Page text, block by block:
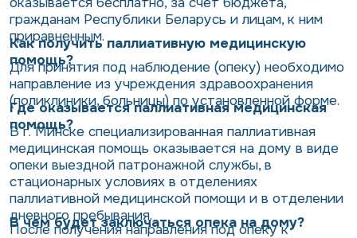
гражданам Республики Беларусь и лицам, к ним
приравненным.
Как получить паллиативную медицинскую
помощь?
Для принятия под наблюдение (опеку) необходимо
направление из учреждения здравоохранения
(поликлиники, больницы) по установленной форме.
Где оказывается паллиативная медицинская
помощь?
В г. Минске специализированная паллиативная
медицинская помощь оказывается на дому в виде
опеки выездной патронажной службы, в
стационарных условиях в отделениях
паллиативной медицинской помощи и в отделении
дневного пребывания.
В чем будет заключаться опека на дому?
После получения направления под опеку к